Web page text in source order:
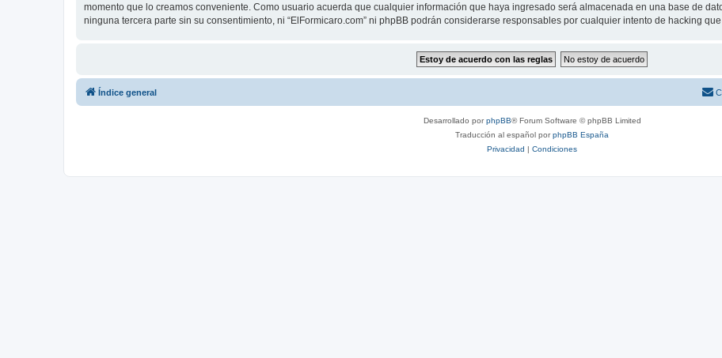
momento que lo creamos conveniente. Como usuario acuerda que cualquier información que haya ingresado será almacenada en una base de
ninguna tercera parte sin su consentimiento, ni “ElFormicaro.com” ni phpBB podrán considerarse responsables por cualquier intento de hacking
Índice general
Desarrollado porphpBB® Forum Software © phpBB Limited
Traducción al español porphpBB España
Privacidad | Condiciones